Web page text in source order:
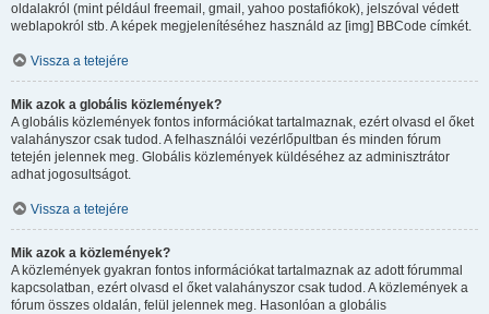
oldalakról (mint például freemail, gmail, yahoo postafiókok), jelszóval védett
weblapokról stb. A képek megjelenítéséhez használd az [img] BBCode címkét.
Vissza a tetejére
Mik azok a globális közlemények?
A globális közlemények fontos információkat tartalmaznak, ezért olvasd el őket
valahányszor csak tudod. A felhasználói vezérlőpultban és minden fórum
tetején jelennek meg. Globális közlemények küldéséhez az adminisztrátor
adhat jogosultságot.
Vissza a tetejére
Mik azok a közlemények?
A közlemények gyakran fontos információkat tartalmaznak az adott fórummal
kapcsolatban, ezért olvasd el őket valahányszor csak tudod. A közlemények a
fórum összes oldalán, felül jelennek meg. Hasonlóan a globális